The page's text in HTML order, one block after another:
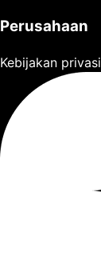
Perusahaan
Kebijakan privasi